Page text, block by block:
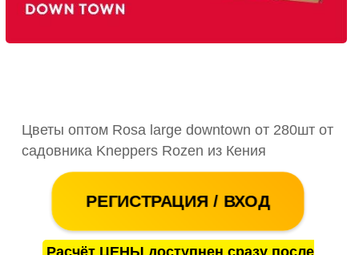
Цветы оптом Rosa large downtown от 280шт от
садовника Kneppers Rozen из Кения
РЕГИСТРАЦИЯ / ВХОД